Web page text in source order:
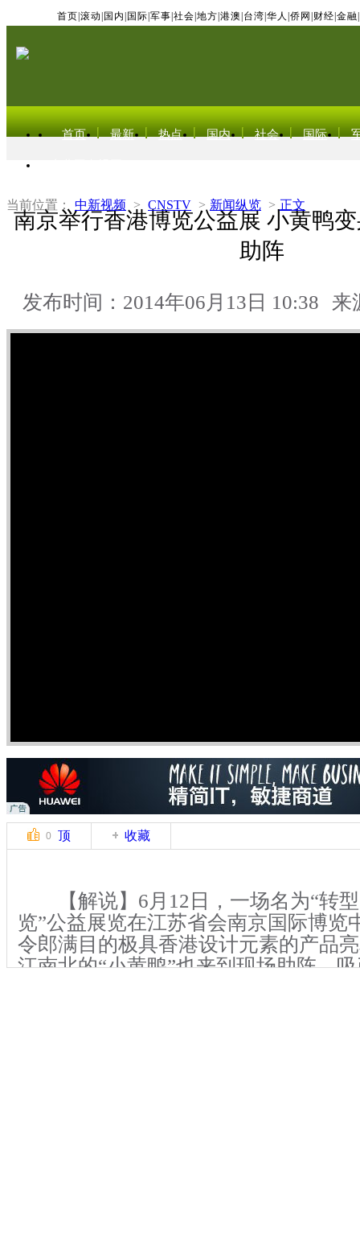
首页 滚动 国内 国际 军事 社会 地方 港澳 台湾 华人 侨网 财经 金融
首页 最新 热点 国内 社会 国际
当前位置： 中新视频 > CNSTV > 新闻纵览 > 正文
南京举行香港博览公益展 小黄鸭
助阵
发布时间：2014年06月13日 10:38 来
0 顶 收藏
【解说】6月12日，一场名为“转型
览”公益展览在江苏省会南京国际博览
令郎满目的极具香港设计元素的产品
江南北的“小黄鸭”也来到现场助阵，